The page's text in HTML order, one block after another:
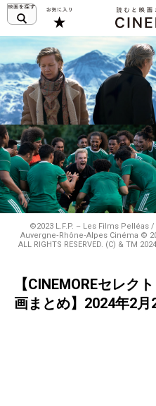
©2023 L.F.P. – Les Films
Auvergne‐Rhône‐Alpes Cinéma ©
ALL RIGHTS RESERVED. (C) & TM
【CINEMOREセレク
画まとめ】2024年2月